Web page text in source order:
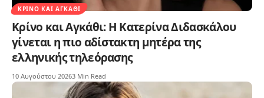
ΚΡΊΝΟ ΚΑΙ ΑΓΚΆΘΙ
Κρίνο και Αγκάθι: Η Κατερίνα Διδασκάλου
γίνεται η πιο αδίστακτη μητέρα της
ελληνικής τηλεόρασης
10 Αυγούστου 20263 Min Read